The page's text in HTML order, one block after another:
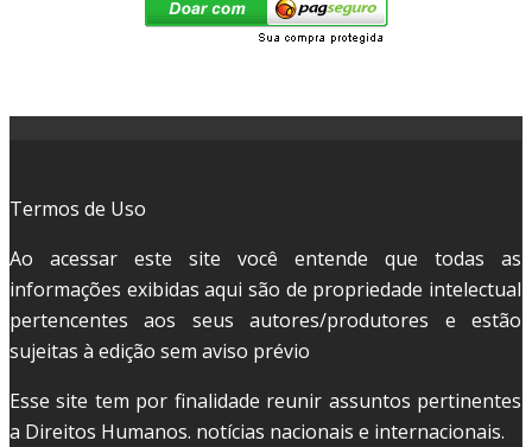
Termos de Uso
Ao acessar este site você entende que todas as
informações exibidas aqui são de propriedade intelectual
pertencentes aos seus autores/produtores e estão
sujeitas à edição sem aviso prévio
Esse site tem por finalidade reunir assuntos pertinentes
a Direitos Humanos. notícias nacionais e internacionais.